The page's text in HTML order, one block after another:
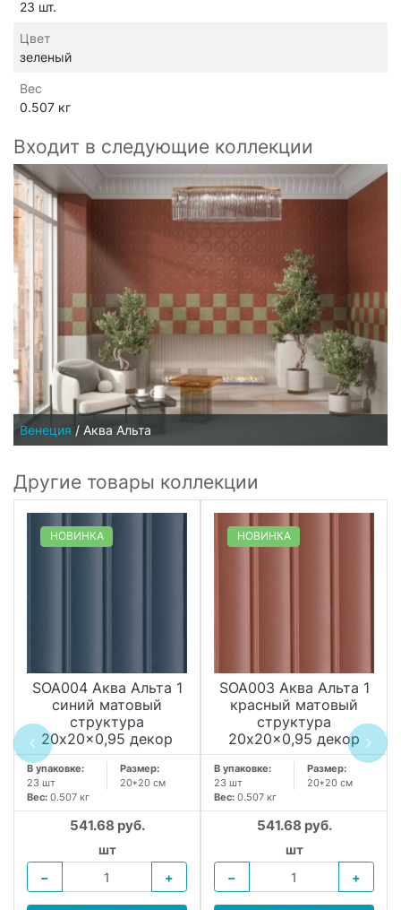
23 шт.
Цвет
зеленый
Вес
0.507 кг
Входит в следующие коллекции
Венеция / Аква Альта
Другие товары коллекции
НОВИНКА
SOA004 Аква Альта 1
синий матовый
структура
20x20x0,95 декор
В упаковке:
23 шт
Размер:
20*20 см
Вес: 0.507 кг
541.68 руб.
шт
−
+
НОВИНКА
SOA003 Аква Альта 1
красный матовый
структура
20x20x0,95 декор
В упаковке:
23 шт
Размер:
20*20 см
Вес: 0.507 кг
541.68 руб.
шт
−
+